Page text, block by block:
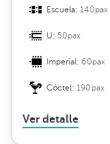
Escuela:140pax
U: 50pax
Imperial:60pax
Cóctel:190pax
Ver detalle